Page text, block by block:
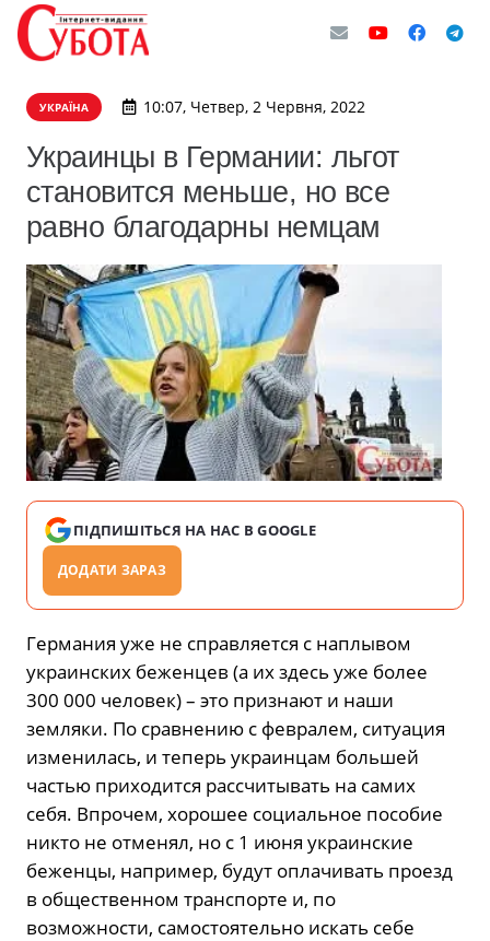
УКРАЇНА 10:07, Четвер, 2 Червня, 2022
Украинцы в Германии: льгот
становится меньше, но все
равно благодарны немцам
ПІДПИШІТЬСЯ НА НАС В GOOGLE
ДОДАТИ ЗАРАЗ
Германия уже не справляется с наплывом
украинских беженцев (а их здесь уже более
300 000 человек) – это признают и наши
земляки. По сравнению с февралем, ситуация
изменилась, и теперь украинцам большей
частью приходится рассчитывать на самих
себя. Впрочем, хорошее социальное пособие
никто не отменял, но с 1 июня украинские
беженцы, например, будут оплачивать проезд
в общественном транспорте и, по
возможности, самостоятельно искать себе